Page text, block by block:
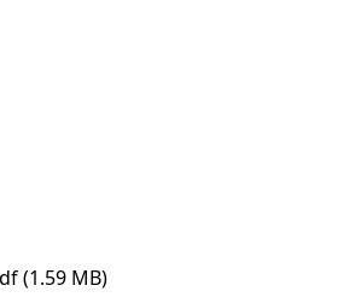
(1.59 MB)